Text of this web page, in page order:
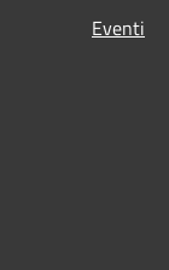
Eventi